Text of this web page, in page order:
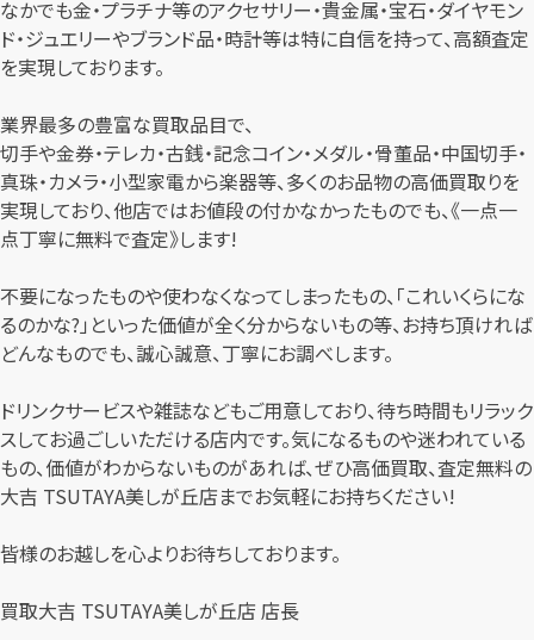
なかでも金・プラチナ等のアクセサリー・貴金属・宝石・ダイヤモン
ド・ジュエリーやブランド品・時計等は特に自信を持って、高額査定
を実現しております。
業界最多の豊富な買取品目で、
切手や金券・テレカ・古銭・記念コイン・メダル・骨董品・中国切手・
真珠・カメラ・小型家電から楽器等、多くのお品物の高価買取りを
実現しており、他店ではお値段の付かなかったものでも、《一点一
点丁寧に無料で査定》します!
不要になったものや使わなくなってしまったもの、「これいくらにな
るのかな?」といった価値が全く分からないもの等、お持ち頂ければ
どんなものでも、誠心誠意、丁寧にお調べします。
ドリンクサービスや雑誌などもご用意しており、待ち時間もリラック
スしてお過ごしいただける店内です。気になるものや迷われている
もの、価値がわからないものがあれば、ぜひ高価買取、査定無料の
大吉 TSUTAYA美しが丘店までお気軽にお持ちください!
皆様のお越しを心よりお待ちしております。
買取大吉 TSUTAYA美しが丘店 店長